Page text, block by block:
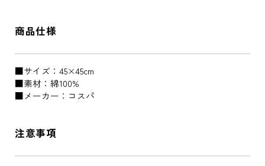
商品仕様
■サイズ：45×45cm
■素材：綿100%
■メーカー：コスパ
注意事項